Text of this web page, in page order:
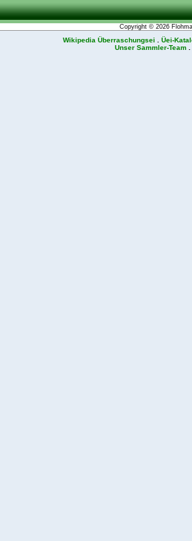
Copyright © 2026
Wikipedia Überraschungsei
Üei-
Unser Sammler-Team